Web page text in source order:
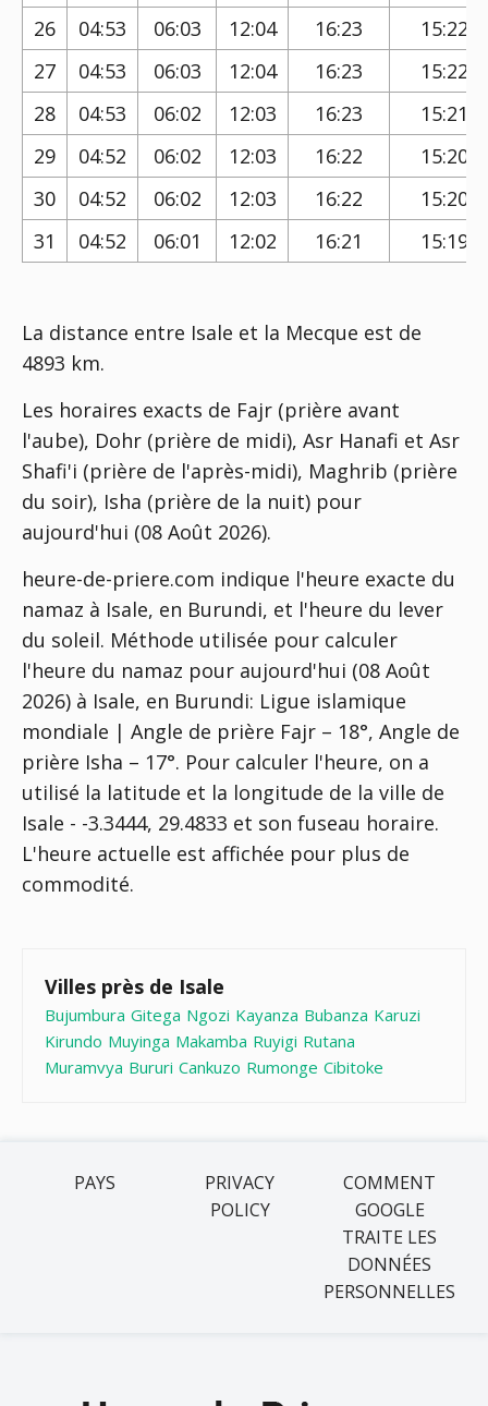
26
04:53 06:03 12:04 16:23
15:22
27
04:53 06:03 12:04 16:23
15:22
28
04:53 06:02 12:03 16:23
15:21
29
04:52 06:02 12:03 16:22
15:20
30
04:52 06:02 12:03 16:22
15:20
31
04:52 06:01 12:02 16:21 15:19
La distance entre Isale et la Mecque est de
4893 km.
Les horaires exacts de Fajr (prière avant
l'aube), Dohr (prière de midi), Asr Hanafi et Asr
Shafi'i (prière de l'après-midi), Maghrib (prière
du soir), Isha (prière de la nuit) pour
aujourd'hui (08 Août 2026).
heure-de-priere.com indique l'heure exacte du
namaz à Isale, en Burundi, et l'heure du lever
du soleil. Méthode utilisée pour calculer
l'heure du namaz pour aujourd'hui (08 Août
2026) à Isale, en Burundi: Ligue islamique
mondiale | Angle de prière Fajr – 18°, Angle de
prière Isha – 17°. Pour calculer l'heure, on a
utilisé la latitude et la longitude de la ville de
Isale - -3.3444, 29.4833 et son fuseau horaire.
L'heure actuelle est affichée pour plus de
commodité.
Villes près de Isale
Bujumbura Gitega Ngozi Kayanza Bubanza Karuzi
Kirundo Muyinga Makamba Ruyigi Rutana
Muramvya Bururi Cankuzo Rumonge Cibitoke
PAYS
PRIVACY
POLICY
COMMENT
GOOGLE
TRAITE LES
DONNÉES
PERSONNELLES